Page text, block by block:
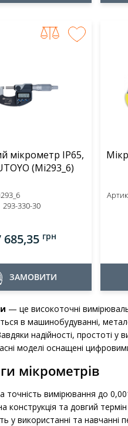
мікрометр IP65,
0-1" MITUTOYO (Mi293_6)
293-330-30
685,35 грн
ЗАМОВИТИ
— це високоточні
в машинобудуванні,
надійності, простоті у
моделі оснащені
мікрометрів
точність вимірювання до
конструкція та довгий
у використанні та навчанні